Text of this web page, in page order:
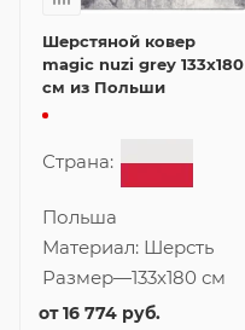
Шерстяной ковер
magic nuzi grey 133x180
см из Польши
Страна:
Польша
Материал: Шерсть
Размер—133x180 см
от16 774 руб.